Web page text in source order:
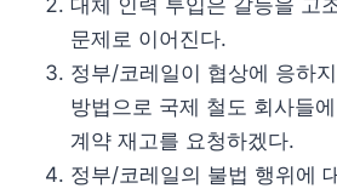
대체 인력 투입은 갈등을 고
문제로 이어진다.
정부/코레일이 협상에 응하
방법으로 국제 철도 회사들
계약 재고를 요청하겠다.
정부/코레일의 불법 행위에